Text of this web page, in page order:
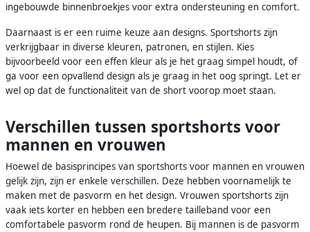
ingebouwde binnenbroekjes voor extra ondersteuning en comfort.
Daarnaast is er een ruime keuze aan designs. Sportshorts zijn
verkrijgbaar in diverse kleuren, patronen, en stijlen. Kies
bijvoorbeeld voor een effen kleur als je het graag simpel houdt, of
ga voor een opvallend design als je graag in het oog springt. Let er
wel op dat de functionaliteit van de short voorop moet staan.
Verschillen tussen sportshorts voor
mannen en vrouwen
Hoewel de basisprincipes van sportshorts voor mannen en vrouwen
gelijk zijn, zijn er enkele verschillen. Deze hebben voornamelijk te
maken met de pasvorm en het design. Vrouwen sportshorts zijn
vaak iets korter en hebben een bredere tailleband voor een
comfortabele pasvorm rond de heupen. Bij mannen is de pasvorm